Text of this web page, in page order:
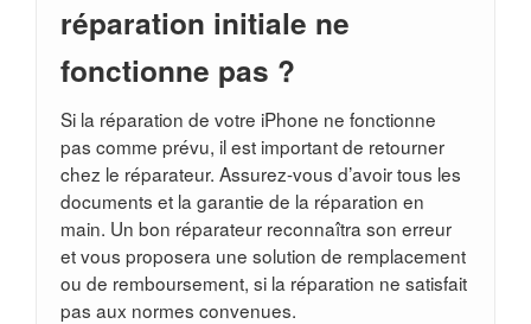
réparation initiale ne
fonctionne pas ?
Si la réparation de votre iPhone ne fonctionne
pas comme prévu, il est important de retourner
chez le réparateur. Assurez-vous d’avoir tous les
documents et la garantie de la réparation en
main. Un bon réparateur reconnaîtra son erreur
et vous proposera une solution de remplacement
ou de remboursement, si la réparation ne satisfait
pas aux normes convenues.